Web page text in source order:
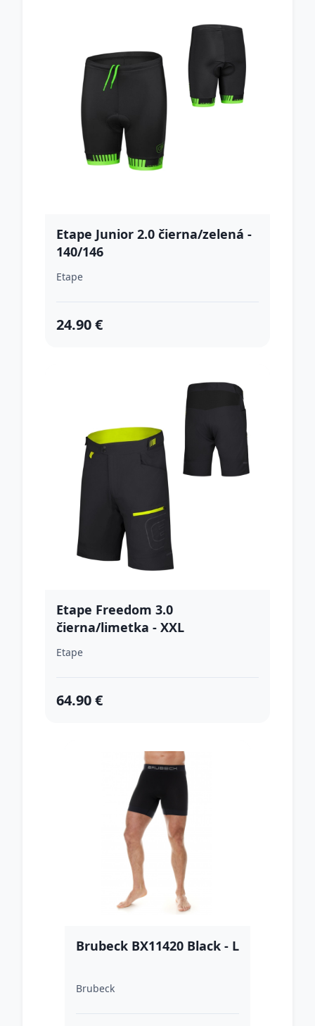
Etape Junior 2.0 čierna/zelená -
140/146
Etape
24.90 €
Etape Freedom 3.0
čierna/limetka - XXL
Etape
64.90 €
Brubeck BX11420 Black - L
Brubeck